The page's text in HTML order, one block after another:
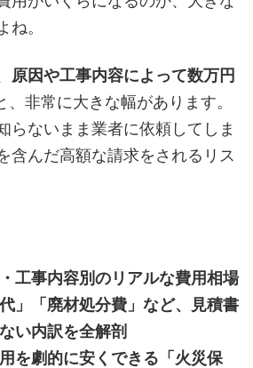
。
原因や工事内容によって数万円
、非常に大きな幅があります。
らないまま業者に依頼してしま
含んだ高額な請求をされるリス
工事内容別のリアルな費用相場
代」「廃材処分費」など、見積書
い内訳を全解剖
を劇的に安くできる「火災保